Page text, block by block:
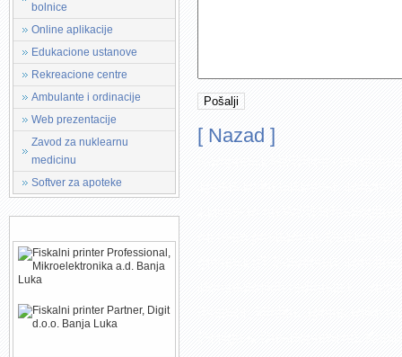
bolnice
Online aplikacije
Edukacione ustanove
Rekreacione centre
Ambulante i ordinacije
Web prezentacije
Zavod za nuklearnu
medicinu
Softver za apoteke
[ Nazad ]